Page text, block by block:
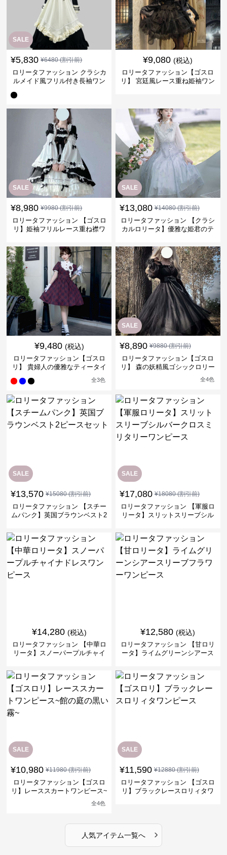
SALE
¥5,830 ¥6480(割引前)
ロリータファッション クラシカ
ルメイド風フリル付き長袖ワン
¥9,080 (税込)
ロリータファッション【ゴスロ
リ】 宮廷風レース重ね姫袖ワン
SALE
¥8,980 ¥9980(割引前)
ロリータファッション 【ゴスロ
リ】姫袖フリルレース重ね襟ワ
SALE
¥13,080 ¥14080(割引前)
ロリータファッション 【クラシ
カルロリータ】優雅な姫君のテ
¥9,480 (税込)
ロリータファッション【ゴスロ
リ】 貴婦人の優雅なティータイ
全3色
SALE
¥8,890 ¥9880(割引前)
ロリータファッション【ゴスロ
リ】 森の妖精風ゴシックロリー
全4色
SALE
¥13,570 ¥15080(割引前)
ロリータファッション 【スチー
ムパンク】英国ブラウンベスト2
SALE
¥17,080 ¥18080(割引前)
ロリータファッション 【軍服ロ
リータ】スリットスリーブシル
¥14,280 (税込)
ロリータファッション 【中華ロ
リータ】スノーパープルチャイ
¥12,580 (税込)
ロリータファッション 【甘ロリ
ータ】ライムグリーンシアース
SALE
¥10,980 ¥11980(割引前)
ロリータファッション【ゴスロ
リ】レーススカートワンピース~
全4色
SALE
¥11,590 ¥12880(割引前)
ロリータファッション 【ゴスロ
リ】ブラックレースロリィタワ
人気アイテム一覧へ ›